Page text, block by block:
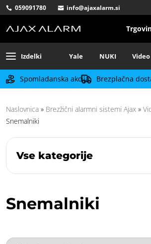
059091780 info@ajaxalarm.si
Izdelki Yale NUKI Video
Spomladanska akcija Brezplačna
Naslovnica » Brezžični alarmni sistemi Ajax »
Snemalniki
Vse kategorije
Snemalniki